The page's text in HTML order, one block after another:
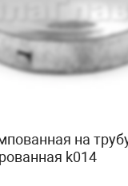
на
k014